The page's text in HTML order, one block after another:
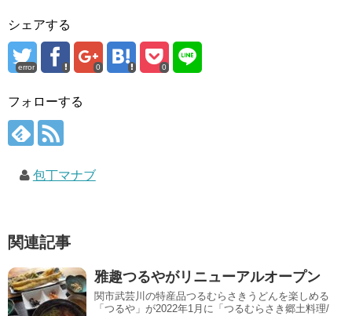
シェアする
error 0 0
フォローする
包丁マナブ
関連記事
雅趣つるやがリニューアルオープン
関市武芸川の特産品つるむらさきうどんを楽しめる
「つるや」が2022年1月に「つるむらさき郷土料理/